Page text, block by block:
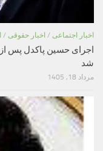
اخبار اجتماعی / اخبار حقوقی /
شد
مرداد 18, 1405